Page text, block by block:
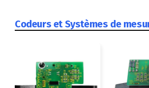
Codeurs et Systèmes de